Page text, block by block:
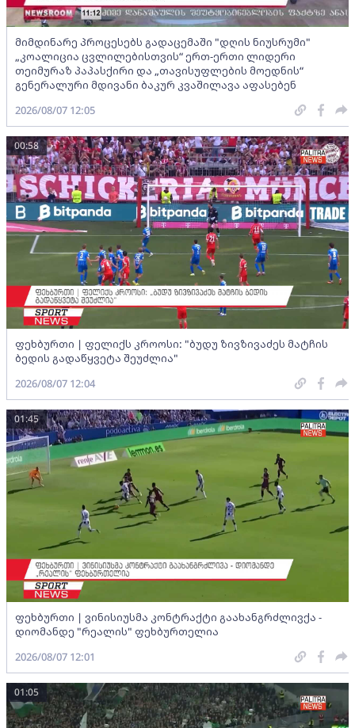
მიმდინარე პროცესებს გადაცემაში "დღის ნიუსრუმი"
„კოალიცია ცვლილებისთვის“ ერთ-ერთი ლიდერი
თეიმურაზ პაპასქირი და „თავისუფლების მოედნის“
გენერალური მდივანი ბაკურ კვაშილავა აფასებენ
2026/08/07 12:05
ფეხბურთი | ფელიქს კროოსი: "ბუდუ ზივზივაძეს მატჩის
ბედის გადაწყვეტა შეუძლია"
00:58
2026/08/07 12:04
ფეხბურთი | ვინისიუსმა კონტრაქტი გაახანგრძლივქა -
დიომანდე "რეალის" ფეხბურთელია
01:45
2026/08/07 12:01
01:05